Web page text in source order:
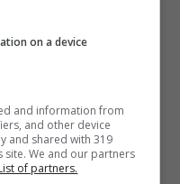
on a device
and information from
and other device
and shared with 319
site. We and our partners
of partners.